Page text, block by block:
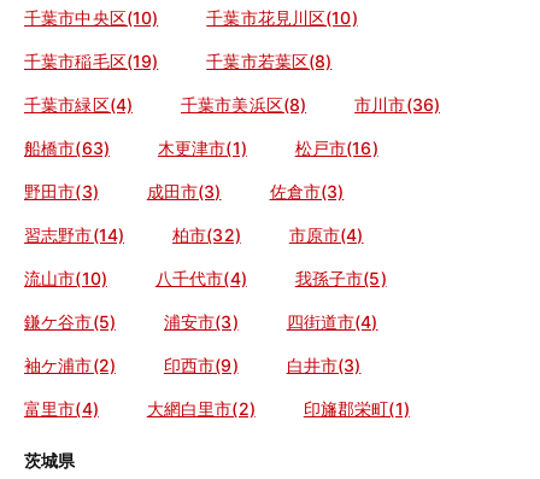
千葉市中央区(10) 千葉市花見川区(10)
千葉市稲毛区(19) 千葉市若葉区(8)
千葉市緑区(4) 千葉市美浜区(8) 市川市(36)
船橋市(63) 木更津市(1) 松戸市(16)
野田市(3) 成田市(3) 佐倉市(3)
習志野市(14) 柏市(32) 市原市(4)
流山市(10) 八千代市(4) 我孫子市(5)
鎌ケ谷市(5) 浦安市(3) 四街道市(4)
袖ケ浦市(2) 印西市(9) 白井市(3)
富里市(4) 大網白里市(2) 印旛郡栄町(1)
茨城県